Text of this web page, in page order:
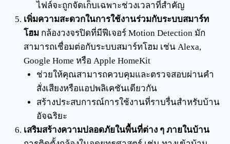
ไฟล์จะถูกจัดเก็บเฉพาะช่วงเวลาที่สำคัญ
เพิ่มความสะดวกในการใช้งานร่วมกับระบบสมาร์ท
โฮมกล้องวงจรปิดที่มีฟีเจอร์ Motion Detection มัก
สามารถเชื่อมต่อกับระบบสมาร์ทโฮม เช่น Alexa,
Google Home หรือ Apple HomeKit
ช่วยให้คุณสามารถควบคุมและตรวจสอบผ่านคำ
สั่งเสียงหรือแอปพลิเคชันเดียวกัน
สร้างประสบการณ์การใช้งานที่ราบรื่นสำหรับบ้าน
อัจฉริยะ
เสริมสร้างความปลอดภัยในพื้นที่ต่าง ๆ ภายในบ้าน